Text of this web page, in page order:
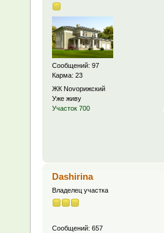
Сообщений: 97
Карма: 23
ЖК Novoрижский
Уже живу
Участок 700
Dashirina
Владелец участка
Сообщений: 657